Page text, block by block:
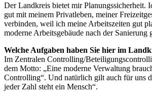
Der Landkreis bietet mir Planungssicherheit.
gut mit meinem Privatleben, meiner
verbinden, weil ich meine Arbeitszeiten gut
moderne Arbeitsgebäude nach der Sanierung
Welche Aufgaben haben Sie hier im
Im Zentralen Controlling/
dem Motto: „Eine moderne Verwaltung
Controlling“. Und natürlich gilt auch für uns
jeder Zahl steht ein Mensch“.